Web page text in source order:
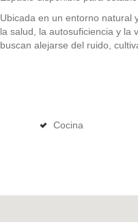
Ubicada en un entorno natural
la salud, la autosuficiencia y la
buscan alejarse del ruido,
Cocina